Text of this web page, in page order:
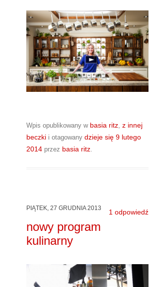
Wpis opublikowany w basia ritz, z innej
beczkii otagowany dzieje się 9 lutego
2014przez basia ritz.
PIĄTEK, 27 GRUDNIA 2013 1 odpowiedź
nowy program
kulinarny